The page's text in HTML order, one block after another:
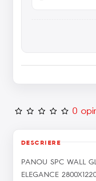
0
DESCRIERE
PANOU SPC WALL
ELEGANCE